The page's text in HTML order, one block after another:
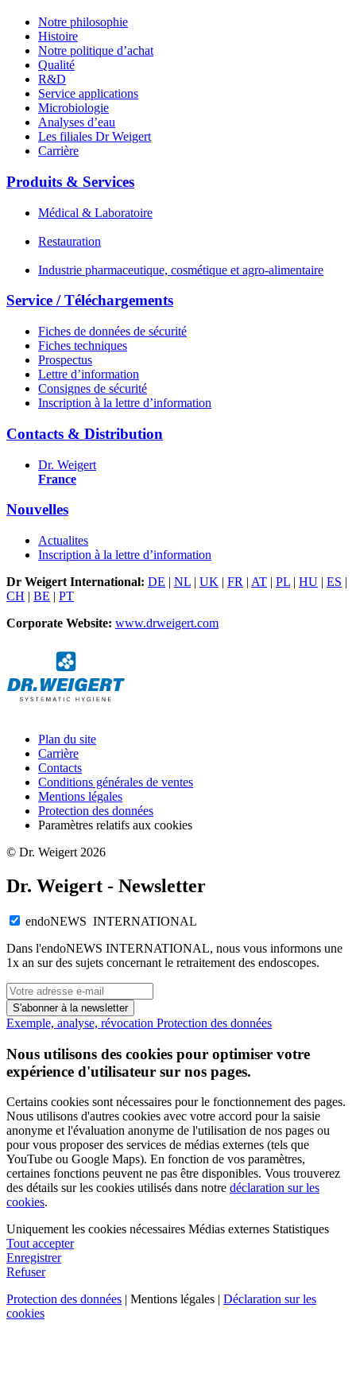
Notre philosophie
Histoire
Notre politique d’achat
Qualité
R&D
Service applications
Microbiologie
Analyses d’eau
Les filiales Dr Weigert
Carrière
Produits & Services
Médical & Laboratoire
Restauration
Industrie pharmaceutique, cosmétique et agro-alimentaire
Service / Téléchargements
Fiches de données de sécurité
Fiches techniques
Prospectus
Lettre d’information
Consignes de sécurité
Inscription à la lettre d’information
Contacts & Distribution
Dr. Weigert
France
Nouvelles
Actualites
Inscription à la lettre d’information
Dr Weigert International: DE | NL | UK | FR | AT | PL | HU | ES |
CH | BE | PT
Corporate Website: www.drweigert.com
Plan du site
Carrière
Contacts
Conditions générales de ventes
Mentions légales
Protection des données
Paramètres relatifs aux cookies
© Dr. Weigert 2026
Dr. Weigert - Newsletter
endoNEWS INTERNATIONAL
Dans l'endoNEWS INTERNATIONAL, nous vous informons une
1x an sur des sujets concernant le retraitement des endoscopes.
S'abonner à la newsletter
Exemple, analyse, révocation Protection des données
Nous utilisons des cookies pour optimiser votre
expérience d'utilisateur sur nos pages.
Certains cookies sont nécessaires pour le fonctionnement des pages.
Nous utilisons d'autres cookies avec votre accord pour la saisie
anonyme et l'évaluation anonyme de l'utilisation de nos pages ou
pour vous proposer des services de médias externes (tels que
YouTube ou Google Maps). En fonction de vos paramètres,
certaines fonctions peuvent ne pas être disponibles. Vous trouverez
des détails sur les cookies utilisés dans notre déclaration sur les
cookies.
Uniquement les cookies nécessaires Médias externes Statistiques
Tout accepter
Enregistrer
Refuser
Protection des données | Mentions légales | Déclaration sur les
cookies